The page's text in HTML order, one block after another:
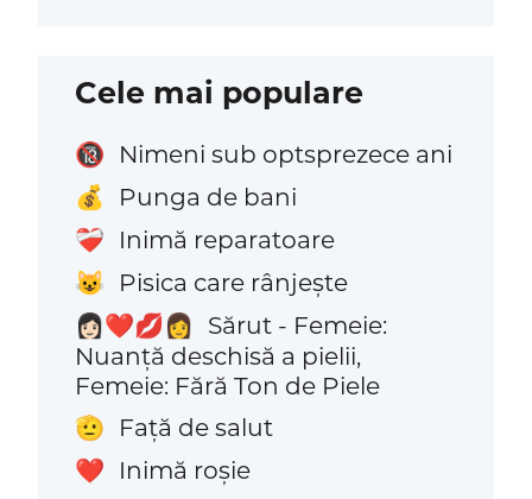
Cele mai populare
🔞 Nimeni sub optsprezece ani
💰 Punga de bani
❤️‍🩹 Inimă reparatoare
😺 Pisica care rânjește
👩🏻‍❤️‍💋‍👩
Sărut - Femeie:
Nuanță deschisă a pielii,
Femeie: Fără Ton de Piele
🫡 Față de salut
❤️ Inimă roșie